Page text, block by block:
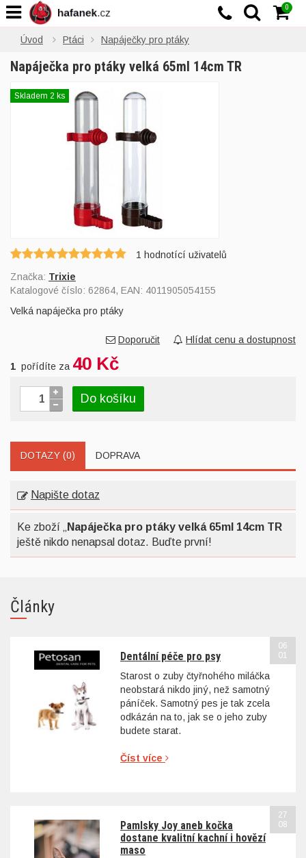
Úvod Ptáci Napáječky pro ptáky
Napáječka pro ptáky velká 65ml 14cm TR
Skladem 2 ks
1 hodnotící uživatelů
Značka: Trixie
Katalogové číslo: 62864, EAN: 4011905054155
Velká napáječka pro ptáky
Doporučit Hlídat cenu a dostupnost
1 pořídíte za 40 Kč
Do košíku
DOTAZY (0) DOPRAVA
Napište dotaz
Ke zboží „
Napáječka pro ptáky velká 65ml 14cm TR
ještě nikdo nenapsal dotaz. Buďte první!
Články
Dentální péče pro psy
Starost o zuby čtyřnohého miláčka
neobstará nikdo jiný, než samotný
páníček. Samotný pes je tak zcela
odkázán na to, jak se o jeho zuby
budete starat.
Číst více
06
01
Pamlsky Joy aneb kočka
dostane kvalitní kachní i hovězí
maso
27
08
0